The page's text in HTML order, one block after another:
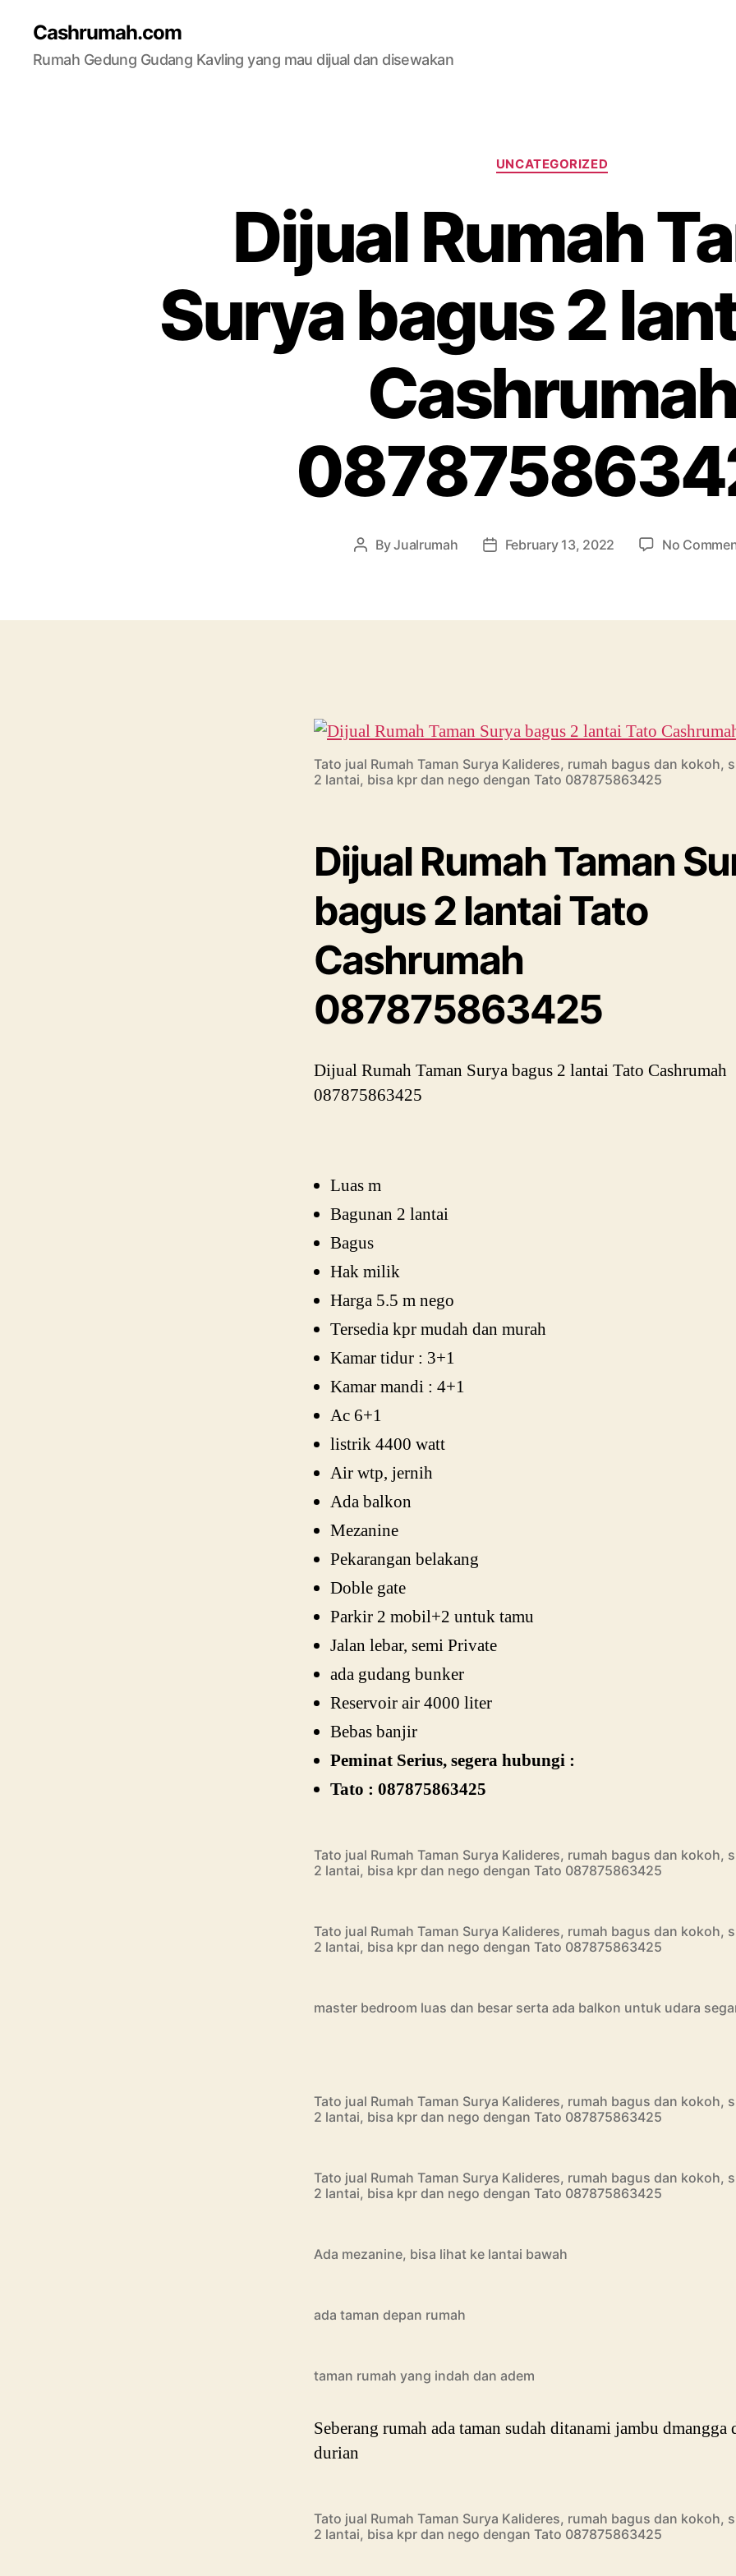
Cashrumah.com
Rumah Gedung Gudang Kavling yang mau dijual dan disewakan
Categories
UNCATEGORIZED
Dijual Rumah
Surya bagus 2
Cashrumah
Post
ByJualrumah
PostFebruary 13, 2022 No
Tato jual Rumah Taman Surya Kalideres, rumah bagus dan kokoh,
2 lantai, bisa kpr dan nego dengan Tato 087875863425
Dijual Rumah Taman
bagus 2 lantai Tato
Cashrumah
087875863425
Dijual Rumah Taman Surya bagus 2 lantai Tato Cashrumah
087875863425
Luas m
Bagunan 2 lantai
Bagus
Hak milik
Harga 5.5 m nego
Tersedia kpr mudah dan murah
Kamar tidur : 3+1
Kamar mandi : 4+1
Ac 6+1
listrik 4400 watt
Air wtp, jernih
Ada balkon
Mezanine
Pekarangan belakang
Doble gate
Parkir 2 mobil+2 untuk tamu
Jalan lebar, semi Private
ada gudang bunker
Reservoir air 4000 liter
Bebas banjir
Peminat Serius, segera hubungi :
Tato : 087875863425
Tato jual Rumah Taman Surya Kalideres, rumah bagus dan kokoh,
2 lantai, bisa kpr dan nego dengan Tato 087875863425
Tato jual Rumah Taman Surya Kalideres, rumah bagus dan kokoh,
2 lantai, bisa kpr dan nego dengan Tato 087875863425
master bedroom luas dan besar serta ada balkon untuk udara
Tato jual Rumah Taman Surya Kalideres, rumah bagus dan kokoh,
2 lantai, bisa kpr dan nego dengan Tato 087875863425
Tato jual Rumah Taman Surya Kalideres, rumah bagus dan kokoh,
2 lantai, bisa kpr dan nego dengan Tato 087875863425
Ada mezanine, bisa lihat ke lantai bawah
ada taman depan rumah
taman rumah yang indah dan adem
Seberang rumah ada taman sudah ditanami jambu dmangga
durian
Tato jual Rumah Taman Surya Kalideres, rumah bagus dan kokoh,
2 lantai, bisa kpr dan nego dengan Tato 087875863425